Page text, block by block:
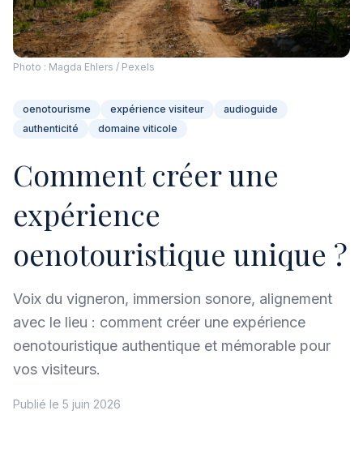
Photo : Magda Ehlers / Pexels
oenotourisme expérience visiteur
audioguide
authenticité
domaine viticole
Comment créer une
expérience
oenotouristique unique ?
Voix du vigneron, immersion sonore, alignement
avec le lieu : comment créer une expérience
oenotouristique authentique et mémorable pour
vos visiteurs.
Publié le 5 juin 2026